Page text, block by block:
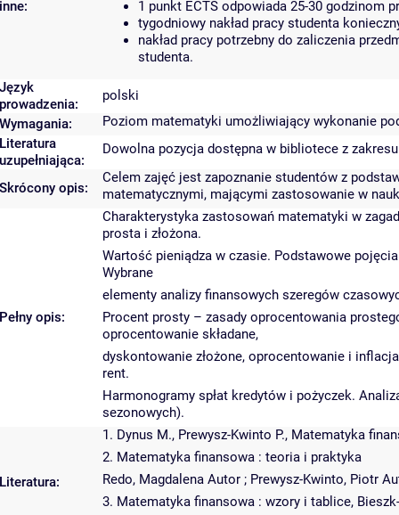
inne:
1 punkt ECTS odpowiada 25-30 godzinom
tygodniowy nakład pracy studenta
nakład pracy potrzebny do zaliczenia
studenta.
Język
prowadzenia:
polski
Wymagania:
Poziom matematyki umożliwiający wykonanie
Literatura
uzupełniająca:
Dowolna pozycja dostępna w bibliotece z
Skrócony opis:
Celem zajęć jest zapoznanie studentów z
matematycznymi, mającymi zastosowanie w
Pełny opis:
Charakterystyka zastosowań matematyki w
prosta i złożona.
Wartość pieniądza w czasie. Podstawowe
Wybrane
elementy analizy finansowych szeregów
Procent prosty – zasady oprocentowania
oprocentowanie składane,
dyskontowanie złożone, oprocentowanie i
rent.
Harmonogramy spłat kredytów i pożyczek.
sezonowych).
Literatura:
1. Dynus M., Prewysz-Kwinto P., Matematyka
2. Matematyka finansowa : teoria i praktyka
Redo, Magdalena Autor ; Prewysz-Kwinto, Piotr
3. Matematyka finansowa : wzory i tablice,